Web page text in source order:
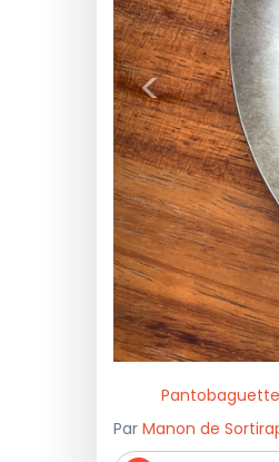
<
Par Manon de